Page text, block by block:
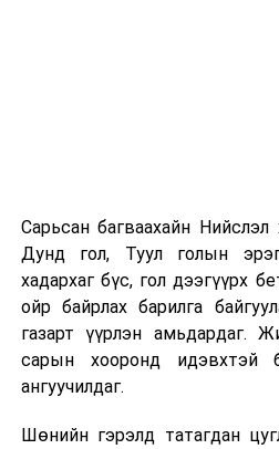
Сарьсан багваахайн
Дунд гол, Туул голын
хадархаг бүс, гол дээгүүрх
ойр байрлах барилга
газарт үүрлэн амьдардаг.
сарын хооронд идэвхтэй
ангуучилдаг.
Шөнийн гэрэлд татагдан